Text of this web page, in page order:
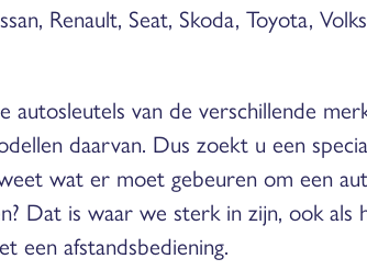
Renault, Seat, Skoda, Toyota,
autosleutels van de verschillende
daarvan. Dus zoekt u een
wat er moet gebeuren om een
Dat is waar we sterk in zijn, ook als
een afstandsbediening.